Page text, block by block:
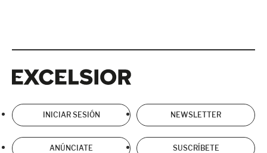
INICIAR SESIÓN NEWSLETTER
ANÚNCIATE SUSCRÍBETE